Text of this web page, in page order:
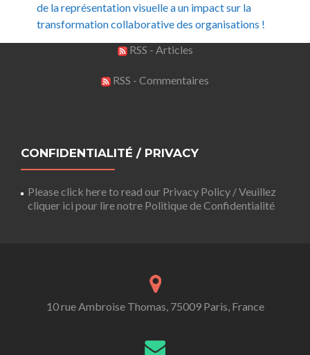
de la représentation visuelle a un impact sur la
transformation collaborative des organisations !
RSS - Articles
RSS - Commentaires
CONFIDENTIALITÉ / PRIVACY
Please click here to read our Privacy Policy / Veuillez
cliquer ici pour lire notre Politique de Confidentialité
10 rue Ambroise Thomas, 75009 Paris, France